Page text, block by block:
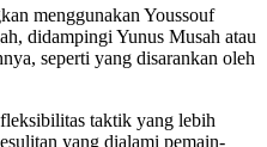
menggunakan Youssouf
didampingi Yunus Musah atau
seperti yang disarankan oleh
taktik yang lebih
yang dialami pemain-